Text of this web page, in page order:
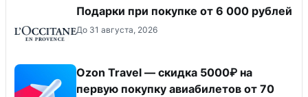
Подарки при покупке от 6 000 рублей
До 31 августа, 2026
Ozon Travel — скидка 5000₽ на
первую покупку авиабилетов от 70